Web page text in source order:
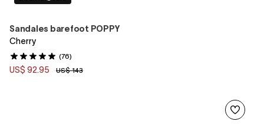
Sandales barefoot POPPY
Cherry
(76)
US$ 92.95 US$ 143